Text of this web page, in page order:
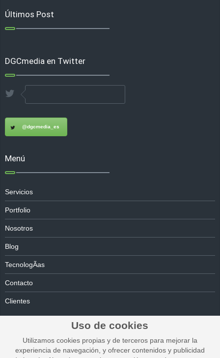
Últimos Post
DGCmedia en Twitter
@dgcmedia_es
Menú
Servicios
Portfolio
Nosotros
Blog
TecnologÃ­as
Contacto
Clientes
Uso de cookies
Utilizamos cookies propias y de terceros para mejorar la
experiencia de navegación, y ofrecer contenidos y publicidad